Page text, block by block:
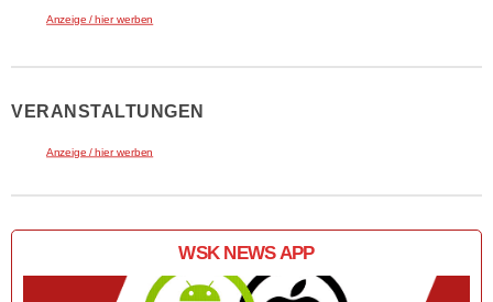
Anzeige / hier werben
VERANSTALTUNGEN
Anzeige / hier werben
WSK NEWS APP